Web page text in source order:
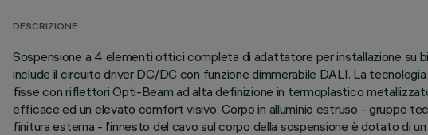
DESCRIZIONE
Sospensione a 4 elementi ottici completa di adattatore per installazione su
include il circuito driver DC/DC con funzione dimmerabile DALI. La
fisse con riflettori Opti-Beam ad alta definizione in termoplastico
efficace ed un elevato comfort visivo. Corpo in alluminio estruso - gruppo
finitura esterna - l’innesto del cavo sul corpo della sospensione è dotato di